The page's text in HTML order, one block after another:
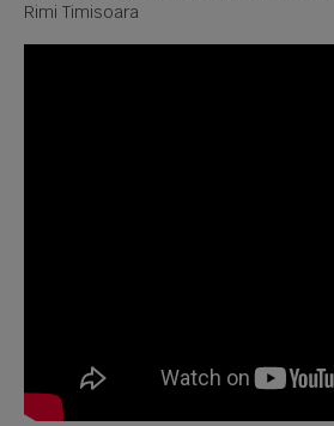
Rimi Timisoara